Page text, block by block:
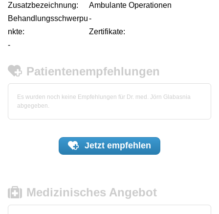
Zusatzbezeichnung:
Ambulante Operationen
Behandlungsschwerpu
nkte:
-
Zertifikate:
-
Patientenempfehlungen
Es wurden noch keine Empfehlungen für Dr. med. Jörn Glabasnia
abgegeben.
Jetzt empfehlen
Medizinisches Angebot